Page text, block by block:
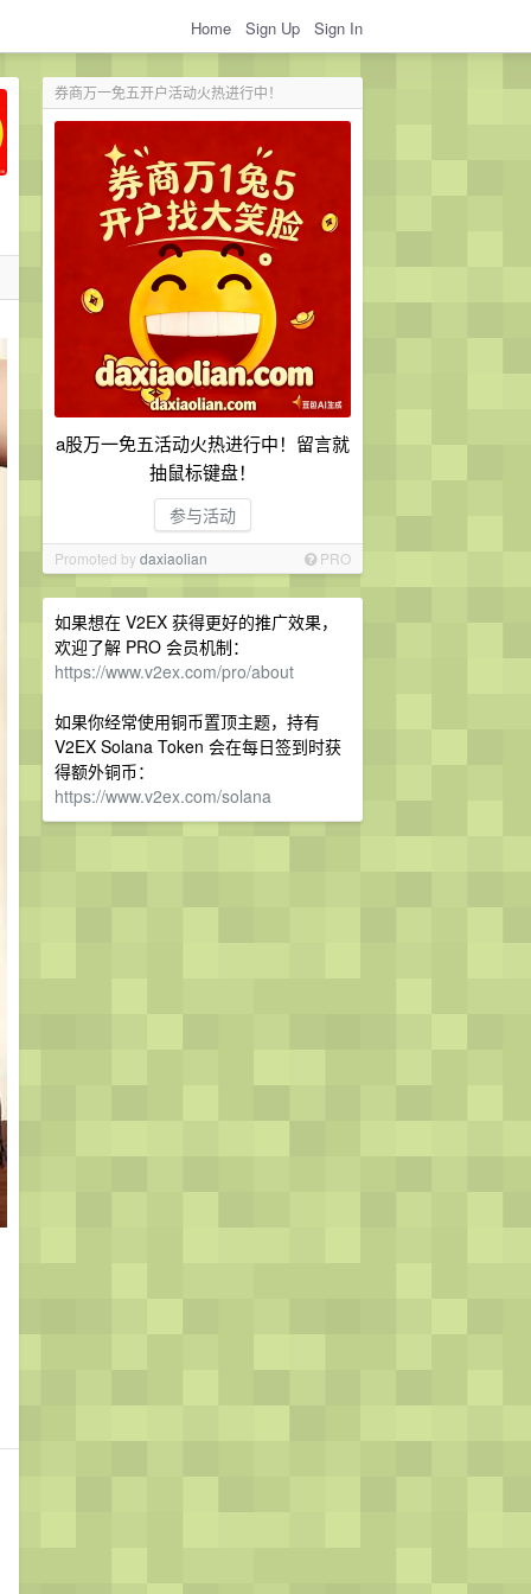
Home Sign Up Sign In
券商万一免五开户活动火热进行中！
a股万一免五活动火热进行中！留言就
抽鼠标键盘！
参与活动
Promoted bydaxiaolian PRO
如果想在 V2EX 获得更好的推广效果，
欢迎了解 PRO 会员机制：
https://www.v2ex.com/pro/about
如果你经常使用铜币置顶主题，持有
V2EX Solana Token 会在每日签到时获
得额外铜币：
https://www.v2ex.com/solana